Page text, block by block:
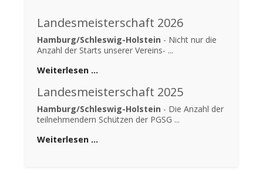
Landesmeisterschaft 2026
Hamburg/Schleswig-Holstein - Nicht nur die
Anzahl der Starts unserer Vereins- ...
Weiterlesen …
Landesmeisterschaft 2025
Hamburg/Schleswig-Holstein - Die Anzahl der
teilnehmendern Schützen der PGSG ...
Weiterlesen …